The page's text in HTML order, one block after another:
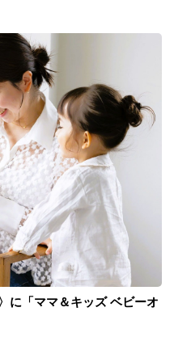
に「ママ＆キッズ ベビーオ